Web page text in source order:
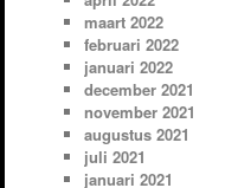
maart 2022
februari 2022
januari 2022
december 2021
november 2021
augustus 2021
juli 2021
januari 2021